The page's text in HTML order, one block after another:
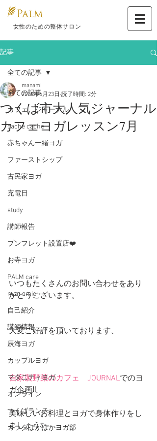
​ 女性のための整体サロン
記事
全ての記事
カフェ ジャーナル
cache cache
赤ちゃん一緒ヨガ
ファーストシップ
古民家ヨガ
充電日
study
講師報告
プンフレット設置店❤️
お寺ヨガ
PALM care
mon amie
自己紹介
講師情報
辰海ヨガ
カップルヨガ
マタニティヨガ
オンライン
つくばランチ
カラダぽかぽかヨガ部
全ての記事
つくば市大人気ジャーナル
カフェヨガレッスン7月
manami
2019年6月23日 読了時間: 2分
いつもたくさんのお問い合わせをあり
がとうございます。
大変ご好評を頂いております、
自家製野菜のカフェ　JOURNALでのヨ
ガ企画‼️
美味しいお料理とヨガで身体作りをし
ましょう✨